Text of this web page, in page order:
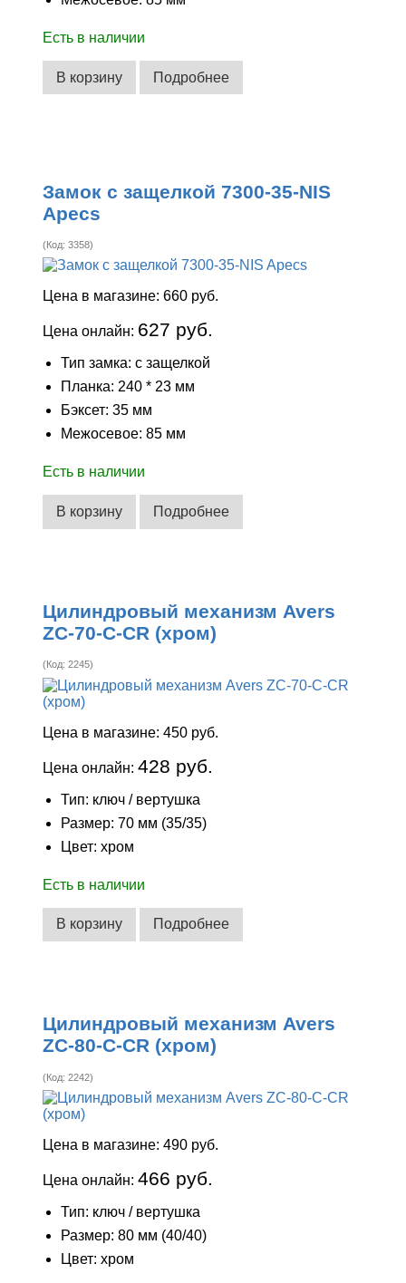
Есть в наличии
В корзину Подробнее
Замок с защелкой 7300-35-NIS
Apecs
(Код:3358)
Цена в магазине:660 руб.
Цена онлайн: 627 руб.
Тип замка: с защелкой
Планка: 240 * 23 мм
Бэксет: 35 мм
Межосевое: 85 мм
Есть в наличии
В корзину Подробнее
Цилиндровый механизм Avers
ZC-70-C-CR (хром)
(Код:2245)
Цена в магазине:450 руб.
Цена онлайн:428 руб.
Тип: ключ / вертушка
Размер: 70 мм (35/35)
Цвет: хром
Есть в наличии
В корзину Подробнее
Цилиндровый механизм Avers
ZC-80-C-CR (хром)
(Код:2242)
Цена в магазине:490 руб.
Цена онлайн:466 руб.
Тип: ключ / вертушка
Размер: 80 мм (40/40)
Цвет: хром